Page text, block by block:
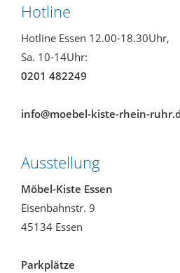
Hotline
Hotline Essen 12.00-18.30Uhr,
Sa. 10-14Uhr:
0201 482249
info@moebel-kiste-rhein-
Ausstellung
Möbel-Kiste Essen
Eisenbahnstr. 9
45134 Essen
Parkplätze